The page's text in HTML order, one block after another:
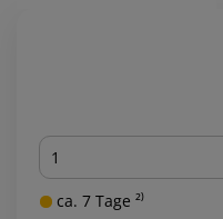
Menge
ca. 7 Tage ²⁾